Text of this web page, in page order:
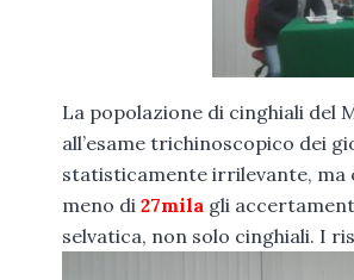
La popolazione di cinghiali del
all’esame trichinoscopico dei
statisticamente irrilevante, ma
meno di 27mila gli
selvatica, non solo cinghiali. I